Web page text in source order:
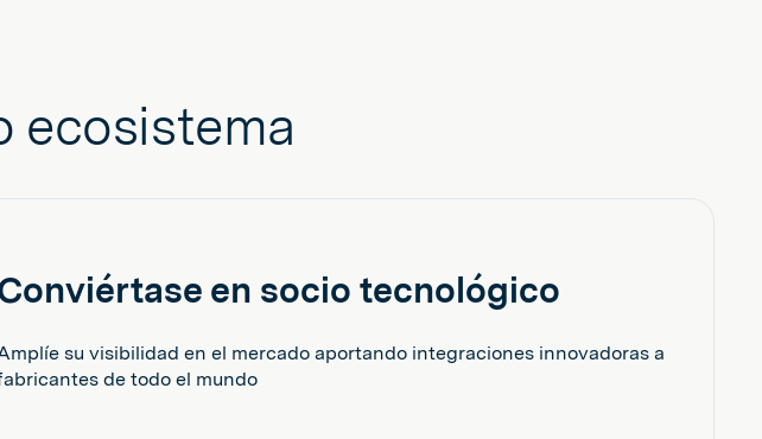
ecosistema
en socio tecnológico
su visibilidad en el mercado aportando integraciones innovadoras a
de todo el mundo